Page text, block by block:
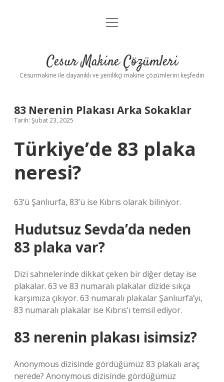
Anasayfa
Yasal Uyarı
menüyü
Cesur Makine Çözümleri
Cesurmakine ile dayanıklı ve yenilikçi makine çözümlerini keşfedin
83 Nerenin Plakası Arka Sokaklar
Tarih: Şubat 23, 2025
Türkiye’de 83 plaka
neresi?
63’ü Şanlıurfa, 83’ü ise Kıbrıs olarak biliniyor.
Hudutsuz Sevda’da neden
83 plaka var?
Dizi sahnelerinde dikkat çeken bir diğer detay ise
plakalar. 63 ve 83 numaralı plakalar dizide sıkça
karşımıza çıkıyor. 63 numaralı plakalar Şanlıurfa’yı,
83 numaralı plakalar ise Kıbrıs’ı temsil ediyor.
83 nerenin plakası isimsiz?
Anonymous dizisinde gördüğümüz 83 plakalı araç
nerede? Anonymous dizisinde gördüğümüz